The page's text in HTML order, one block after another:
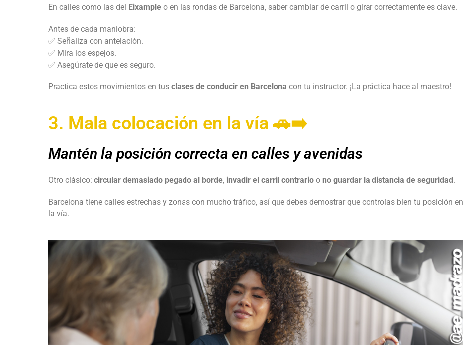
En calles como las del Eixampleo en las rondas de Barcelona, saber cambiar de carril o girar correctamente es clave.
Antes de cada maniobra:
✅ Señaliza con antelación.
✅ Mira los espejos.
✅ Asegúrate de que es seguro.
Practica estos movimientos en tus clases de conducir en Barcelona con tu instructor. ¡La práctica hace al maestro!
3. Mala colocación en la vía 🚗➡️
Mantén la posición correcta en calles y avenidas
Otro clásico: circular demasiado pegado al borde, invadir el carril contrarioo no guardar la distancia de seguridad.
Barcelona tiene calles estrechas y zonas con mucho tráfico, así que debes demostrar que controlas bien tu posición en
la vía.